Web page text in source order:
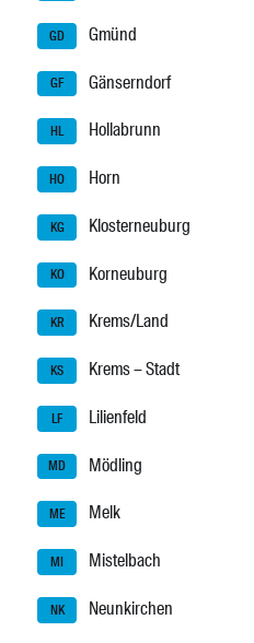
GD Gmünd
GF Gänserndorf
HL Hollabrunn
HO Horn
KG Klosterneuburg
KO Korneuburg
KR Krems/Land
KS Krems – Stadt
LF Lilienfeld
MD Mödling
ME Melk
MI Mistelbach
NK Neunkirchen